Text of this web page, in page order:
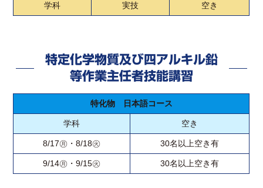
学科 実技 空き
特定化学物質及び四アルキル鉛
等作業主任者技能講習
特化物 日本語コース
学科 空き
8/17㊊・8/18㊋ 30名以上空き有
9/14㊊・9/15㊋ 30名以上空き有